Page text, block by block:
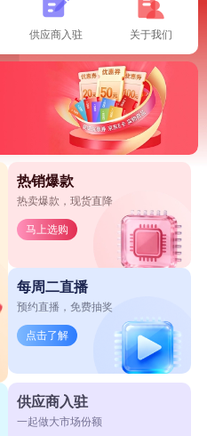
供应商入驻 关于我们
热销爆款
热卖爆款，现货直降
马上选购
每周二直播
预约直播，免费抽奖
点击了解
供应商入驻
一起做大市场份额